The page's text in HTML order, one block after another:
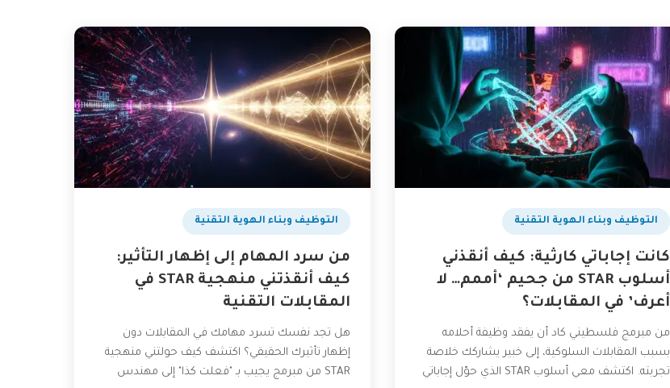
التوظيف وبناء الهوية التقنية
كانت إجاباتي كارثية: كيف أنقذني
أسلوب STAR من جحيم ‘أممم… لا
أعرف’ في المقابلات؟
من مبرمج فلسطيني كاد أن يفقد وظيفة أحلامه
بسبب المقابلات السلوكية، إلى خبير يشاركك خلاصة
تجربته. اكتشف معي أسلوب STAR الذي حوّل إجاباتي
التوظيف وبناء الهوية التقنية
من سرد المهام إلى إظهار التأثير:
كيف أنقذتني منهجية STAR في
المقابلات التقنية
هل تجد نفسك تسرد مهامك في المقابلات دون
إظهار تأثيرك الحقيقي؟ اكتشف كيف حولتني منهجية
STAR من مبرمج يجيب بـ "فعلت كذا" إلى مهندس